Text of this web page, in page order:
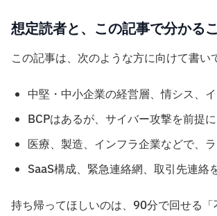
想定読者と、この記事で分かる
この記事は、次のような方に向けて書い
中堅・中小企業の経営層、情シス、
BCPはあるが、サイバー攻撃を前提
医療、製造、インフラ企業などで、
SaaS構成、緊急連絡網、取引先連
持ち帰ってほしいのは、90分で回せる